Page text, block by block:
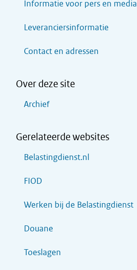
Informatie voor pers en media
Leveranciersinformatie
Contact en adressen
Over deze site
Archief
Gerelateerde websites
Belastingdienst.nl
FIOD
Werken bij de Belastingdienst
Douane
Toeslagen